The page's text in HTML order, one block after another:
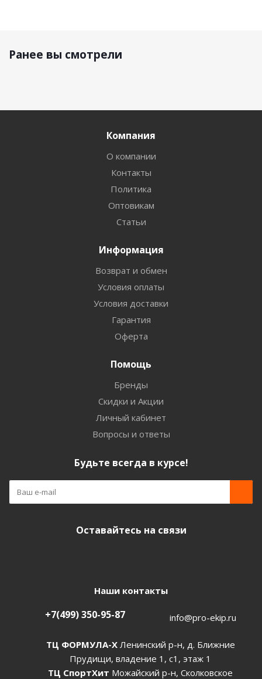
Ранее вы смотрели
Компания
О компании
Контакты
Политика
Оптовикам
Статьи
Информация
Возврат и обмен
Условия оплаты
Условия доставки
Гарантия
Оферта
Помощь
Бренды
Скидки и Акции
Личный кабинет
Вопросы и ответы
Будьте всегда в курсе!
Оставайтесь на связи
Наши контакты
+7(499) 350-95-87 info@pro-ekip.ru
ТЦ ФОРМУЛА-ХЛенинский р-н, д. Ближние
Прудищи, владение 1, с1, этаж 1
ТЦ СпортХит Можайский р-н, Сколковское